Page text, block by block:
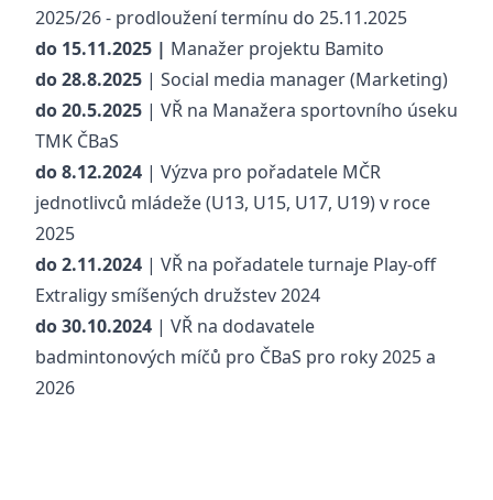
2025/26 - prodloužení termínu do 25.11.2025
do 15.11.2025 | Manažer projektu Bamito
do 28.8.2025 | Social media manager (Marketing)
do 20.5.2025 | VŘ na Manažera sportovního úseku
TMK ČBaS
do 8.12.2024 | Výzva pro pořadatele MČR
jednotlivců mládeže (U13, U15, U17, U19) v roce
2025
do 2.11.2024 | VŘ na pořadatele turnaje Play-off
Extraligy smíšených družstev 2024
do 30.10.2024 | VŘ na dodavatele
badmintonových míčů pro ČBaS pro roky 2025 a
2026